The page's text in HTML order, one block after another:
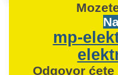
mp-
Odgovor